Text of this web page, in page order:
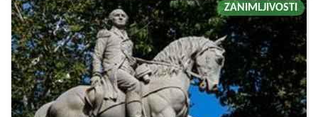
ZANIMLJIVOSTI